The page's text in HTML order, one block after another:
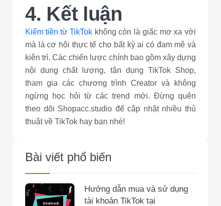
4. Kết luận
Kiếm tiền từ TikTok không còn là giấc mơ xa vời
mà là cơ hội thực tế cho bất kỳ ai có đam mê và
kiên trì. Các chiến lược chính bao gồm xây dựng
nội dung chất lượng, tận dụng TikTok Shop,
tham gia các chương trình Creator và không
ngừng học hỏi từ các trend mới. Đừng quên
theo dõi Shopacc.studio để cập nhật nhiều thủ
thuật về TikTok hay bạn nhé!
Bài viết phổ biến
Hướng dẫn mua và sử dụng
tài khoản TikTok tại